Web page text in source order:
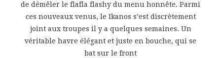
de démêler le flafla flashy du menu honnête. Parmi
ces nouveaux venus, le Ikanos s’est discrètement
joint aux troupes il y a quelques semaines. Un
véritable havre élégant et juste en bouche, qui se
bat sur le front